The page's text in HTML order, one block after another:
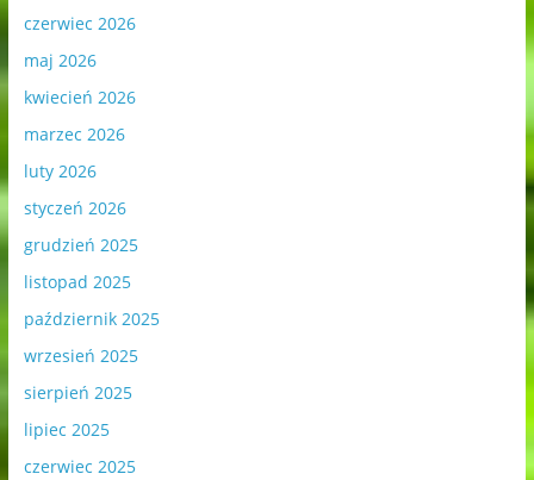
czerwiec 2026
maj 2026
kwiecień 2026
marzec 2026
luty 2026
styczeń 2026
grudzień 2025
listopad 2025
październik 2025
wrzesień 2025
sierpień 2025
lipiec 2025
czerwiec 2025